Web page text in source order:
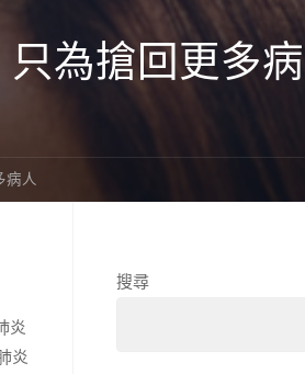
只為搶回更多
病人
炎
炎
搜尋